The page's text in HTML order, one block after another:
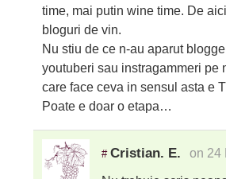
time, mai putin wine time. De
bloguri de vin.
Nu stiu de ce n-au aparut
youtuberi sau instragammeri pe
care face ceva in sensul asta e
Poate e doar o etapa…
# Cristian. E. on 24